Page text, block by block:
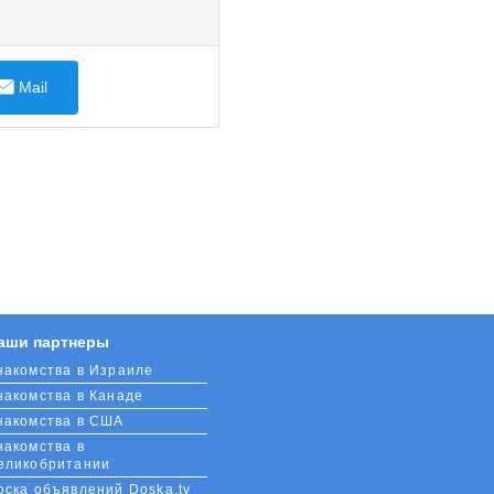
Mail
партнеры
в Израиле
в Канаде
в США
в
объявлений Doska.tv